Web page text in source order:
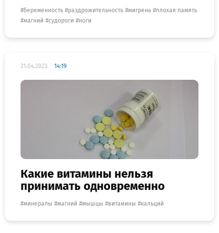
беременность раздрожительность мигрень
плохая память
магний
судороги ноги
21.04.2023 14:19
Какие витамины нельзя
принимать одновременно
минералы магний мышцы витамины кальций